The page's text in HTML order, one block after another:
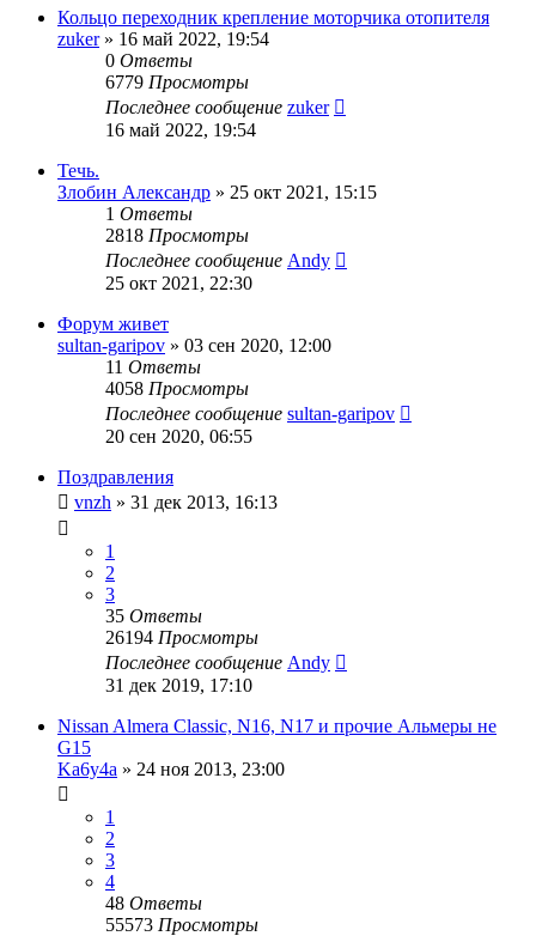
Кольцо переходник крепление моторчика отопителя
zuker» 16 май 2022, 19:54
0 Ответы
6779 Просмотры
Последнее сообщение zuker
16 май 2022, 19:54
Течь.
Злобин Александр » 25 окт 2021, 15:15
1 Ответы
2818 Просмотры
Последнее сообщение Andy
25 окт 2021, 22:30
Форум живет
sultan-garipov » 03 сен 2020, 12:00
11 Ответы
4058 Просмотры
Последнее сообщение sultan-garipov
20 сен 2020, 06:55
Поздравления
vnzh » 31 дек 2013, 16:13
1
2
3
35 Ответы
26194 Просмотры
Последнее сообщение Andy
31 дек 2019, 17:10
Nissan Almera Classic, N16, N17 и прочие Альмеры не
G15
Ka6y4a » 24 ноя 2013, 23:00
1
2
3
4
48 Ответы
55573 Просмотры